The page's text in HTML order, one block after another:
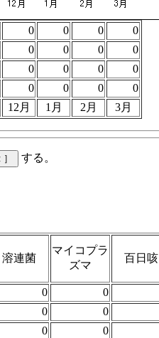
0 0 0
0
0 0 0
0
0 0 0
0
0 0 0
0
12月 1月 2月 3月
する。
溶連菌
マイコプラ
ズマ
百日咳
0 0
0 0
0 0